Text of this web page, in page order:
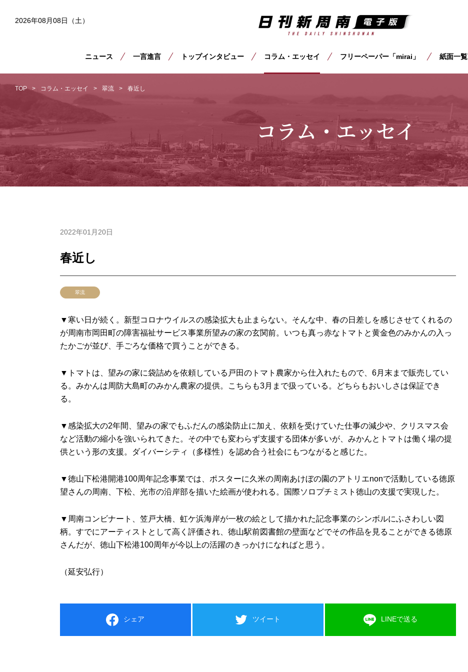
2026年08月08日（土）
ニュース 一言進言 トップインタビュー コラム・エッセイ フリーペーパー「mirai」 紙面一覧
TOP コラム・エッセイ 翠流 春近し
コラム・エッセイ
2022年01月20日
春近し
翠流
▼寒い日が続く。新型コロナウイルスの感染拡大も止まらない。そんな中、春の日差しを感じさせてくれるの
が周南市岡田町の障害福祉サービス事業所望みの家の玄関前。いつも真っ赤なトマトと黄金色のみかんの入っ
たかごが並び、手ごろな価格で買うことができる。
▼トマトは、望みの家に袋詰めを依頼している戸田のトマト農家から仕入れたもので、6月末まで販売してい
る。みかんは周防大島町のみかん農家の提供。こちらも3月まで扱っている。どちらもおいしさは保証でき
る。
▼感染拡大の2年間、望みの家でもふだんの感染防止に加え、依頼を受けていた仕事の減少や、クリスマス会
など活動の縮小を強いられてきた。その中でも変わらず支援する団体が多いが、みかんとトマトは働く場の提
供という形の支援。ダイバーシティ（多様性）を認め合う社会にもつながると感じた。
▼徳山下松港開港100周年記念事業では、ポスターに久米の周南あけぼの園のアトリエnonで活動している徳原
望さんの周南、下松、光市の沿岸部を描いた絵画が使われる。国際ソロプチミスト徳山の支援で実現した。
▼周南コンビナート、笠戸大橋、虹ケ浜海岸が一枚の絵として描かれた記念事業のシンボルにふさわしい図
柄。すでにアーティストとして高く評価され、徳山駅前図書館の壁面などでその作品を見ることができる徳原
さんだが、徳山下松港100周年が今以上の活躍のきっかけになればと思う。
（延安弘行）
シェア ツイート LINEで送る